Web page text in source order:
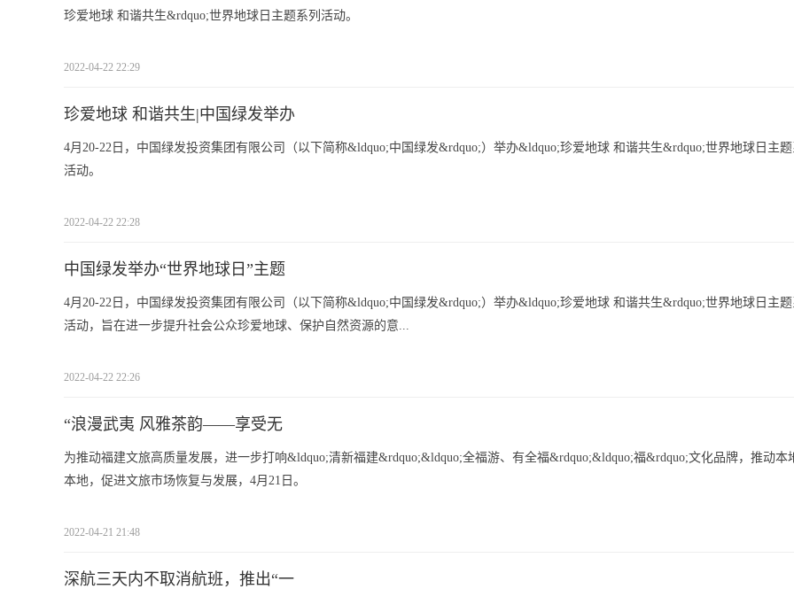
珍爱地球 和谐共生&rdquo;世界地球日主题系列活动。
2022-04-22 22:29
珍爱地球 和谐共生|中国绿发举办
4月20-22日，中国绿发投资集团有限公司（以下简称&ldquo;中国绿发&rdquo;）举办&ldquo;珍爱地球 和谐共生&rdquo;世界地球日主
活动。
2022-04-22 22:28
中国绿发举办“世界地球日”主题
4月20-22日，中国绿发投资集团有限公司（以下简称&ldquo;中国绿发&rdquo;）举办&ldquo;珍爱地球 和谐共生&rdquo;世界地球日主
活动，旨在进一步提升社会公众珍爱地球、保护自然资源的意...
2022-04-22 22:26
“浪漫武夷 风雅茶韵——享受无
为推动福建文旅高质量发展，进一步打响&ldquo;清新福建&rdquo;&ldquo;全福游、有全福&rdquo;&ldquo;福&rdquo;文化品牌，推动本
本地，促进文旅市场恢复与发展，4月21日。
2022-04-21 21:48
深航三天内不取消航班，推出“一